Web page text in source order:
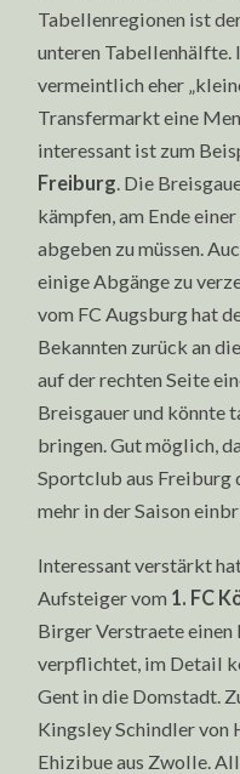
Tabellenregionen ist
unteren Tabellenhälfte.
vermeintlich eher
Transfermarkt eine
interessant ist zum
Freiburg. Die
kämpfen, am Ende
abgeben zu müssen.
einige Abgänge zu
vom FC Augsburg hat
Bekannten zurück an
auf der rechten Seite
Breisgauer und könnte
bringen. Gut möglich,
Sportclub aus Freiburg
mehr in der Saison
Interessant verstärkt
Aufsteiger vom 1. FC
Birger Verstraete
verpflichtet, im Detail
Gent in die Domstadt.
Kingsley Schindler von
Ehizibue aus Zwolle.